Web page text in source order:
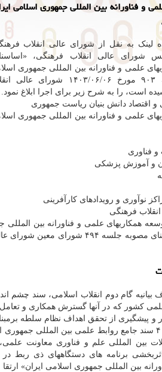
و فناورانه بین ­المللی جمهوری اسلامی
لینک به نقل از شورای عالی انقلاب
شورای عالی انقلاب فرهنگی،
علمی و فناورانه بین المللی جمهوری
ایران» که در جلسه ۹۰۳ مورخ ۱۴۰۳/۰۶/۰۶ شورای
است، را به شرح زیر برای اجرا ابلاغ نمود.
و اقتصاد دانش بنیان ریاست جمهوری
علمی و فناورانه بین المللی جمهوری
و فناوری
و آموزش پزشکی
نوآوری و رویدادهای کارآفرینی
فرهنگی
انقلاب فرهنگی و برمبنای
بیانیه گام دوم انقلاب اسلامی، سند چشم
کشور که در آنها گسترش همکاری و
و پیشگیری از تحقق اهداف نظام سلطه
بین المللی علم و فناوری معاونت
برنامه های دستگاههای ذی ربط
بین المللی جمهوری اسلامی ایران» ارتقا